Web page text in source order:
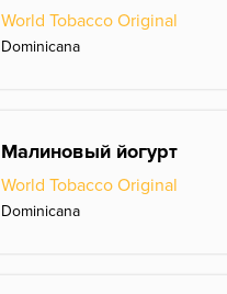
World Tobacco Original
Dominicana
Малиновый йогурт
World Tobacco Original
Dominicana